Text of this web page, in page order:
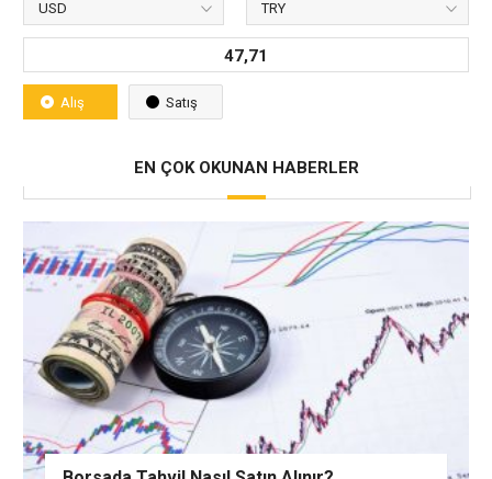
47,71
Alış Satış
EN ÇOK OKUNAN HABERLER